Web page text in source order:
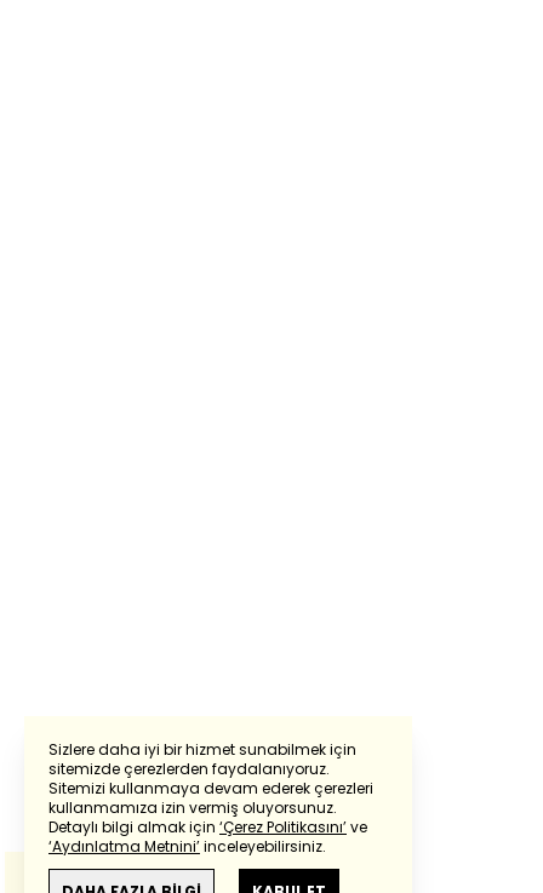
Sizlere daha iyi bir hizmet sunabilmek için
sitemizde çerezlerden faydalanıyoruz.
Sitemizi kullanmaya devam ederek çerezleri
kullanmamıza izin vermiş oluyorsunuz.
Detaylı bilgi almak için ‘Çerez Politikasını’ve
‘Aydınlatma Metnini’inceleyebilirsiniz.
Powered by Translate
Bu çevirideGoogle Transletekullanılmıştır.